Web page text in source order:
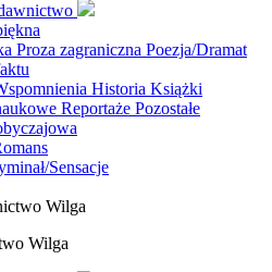
Proza zagraniczna Poezja/Dramat
Historia Książki
Reportaże Pozostałe
Sensacje
Wilga